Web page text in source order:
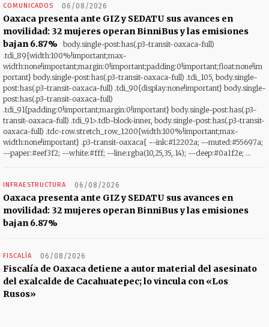
COMUNICADOS 06/08/2026
Oaxaca presenta ante GIZ y SEDATU sus avances en
movilidad: 32 mujeres operan BinniBus y las emisiones
bajan 6.87%
body.single-post:has(.p3-transit-oaxaca-full)
.tdi_89{width:100%!important;max-
width:none!important;margin:0!important;padding:0!important;float:none!im
portant} body.single-post:has(.p3-transit-oaxaca-full) .tdi_105, body.single-
post:has(.p3-transit-oaxaca-full) .tdi_90{display:none!important} body.single-
post:has(.p3-transit-oaxaca-full)
.tdi_91{padding:0!important;margin:0!important} body.single-post:has(.p3-
transit-oaxaca-full) .tdi_91>.tdb-block-inner, body.single-post:has(.p3-transit-
oaxaca-full) .tdc-row.stretch_row_1200{width:100%!important;max-
width:none!important} .p3-transit-oaxaca{ --ink:#12202a; --muted:#55697a;
--paper:#eef3f2; --white:#fff; --line:rgba(10,25,35,.14); --deep:#0a1f2e; ...
INFRAESTRUCTURA 06/08/2026
Oaxaca presenta ante GIZ y SEDATU sus avances en
movilidad: 32 mujeres operan BinniBus y las emisiones
bajan 6.87%
FISCALÍA 06/08/2026
Fiscalía de Oaxaca detiene a autor material del asesinato
del exalcalde de Cacahuatepec; lo vincula con «Los
Rusos»